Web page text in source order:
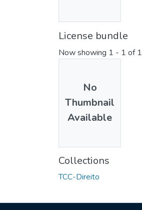
License bundle
Now showing 1 - 1 of 1
No
Thumbnail
Available
Collections
TCC-Direito